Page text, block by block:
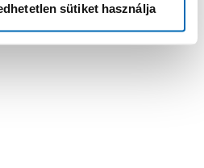
sütiket használja